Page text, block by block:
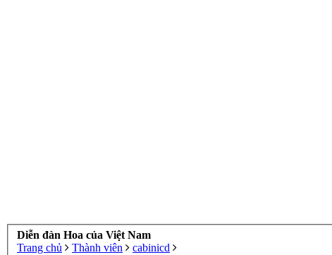
Diễn đàn Hoa của Việt Nam
Trang chủ
Thành viên cabinicd